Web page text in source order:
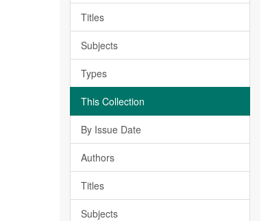
Titles
Subjects
Types
This Collection
By Issue Date
Authors
Titles
Subjects